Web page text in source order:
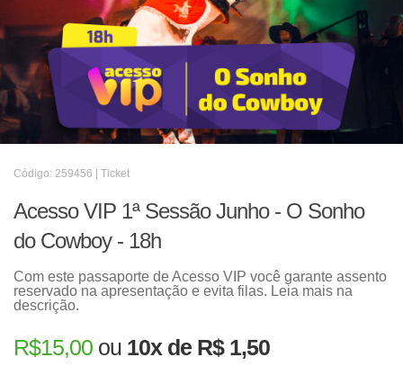
Código: 259456 | Ticket
Acesso VIP 1ª Sessão Junho - O Sonho
do Cowboy - 18h
Com este passaporte de Acesso VIP você garante assento
reservado na apresentação e evita filas. Leia mais na
descrição.
R$15,00 ou 10x de R$ 1,50